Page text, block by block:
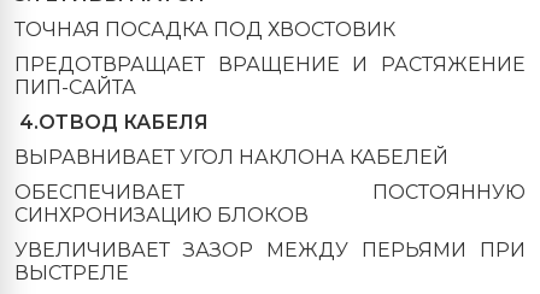
ТОЧНАЯ ПОСАДКА ПОД ХВОСТОВИК
ПРЕДОТВРАЩАЕТ ВРАЩЕНИЕ И РАСТЯЖЕНИЕ
ПИП-САЙТА
4.ОТВОД КАБЕЛЯ
ВЫРАВНИВАЕТ УГОЛ НАКЛОНА КАБЕЛЕЙ
ОБЕСПЕЧИВАЕТ ПОСТОЯННУЮ
СИНХРОНИЗАЦИЮ БЛОКОВ
УВЕЛИЧИВАЕТ ЗАЗОР МЕЖДУ ПЕРЬЯМИ ПРИ
ВЫСТРЕЛЕ